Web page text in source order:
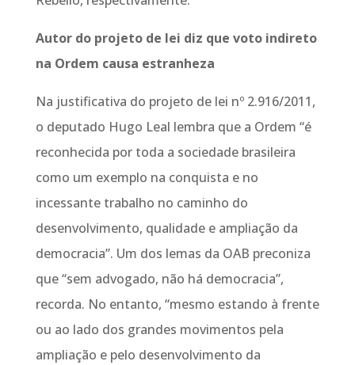
Autor do projeto de lei diz que voto indireto
na Ordem causa estranheza
Na justificativa do projeto de lei nº 2.916/2011,
o deputado Hugo Leal lembra que a Ordem “é
reconhecida por toda a sociedade brasileira
como um exemplo na conquista e no
incessante trabalho no caminho do
desenvolvimento, qualidade e ampliação da
democracia”. Um dos lemas da OAB preconiza
que “sem advogado, não há democracia”,
recorda. No entanto, “mesmo estando à frente
ou ao lado dos grandes movimentos pela
ampliação e pelo desenvolvimento da